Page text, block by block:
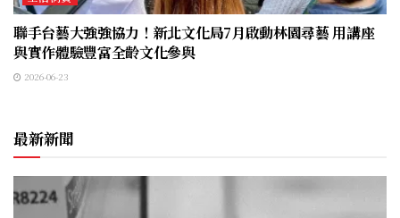
聯手台藝大強強協力！新北文化局7月啟動林園尋藝 用講座
與實作體驗豐富全齡文化參與
2026-06-23
最新新聞